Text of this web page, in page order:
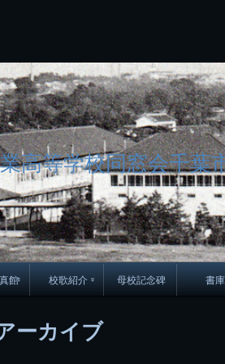
ツ
へ
ス
キ
ッ
プ
2
2
8
高等学校同窓会千葉
館
校長
校歌紹介
校歌
母校記念碑 書庫
ーカイブ